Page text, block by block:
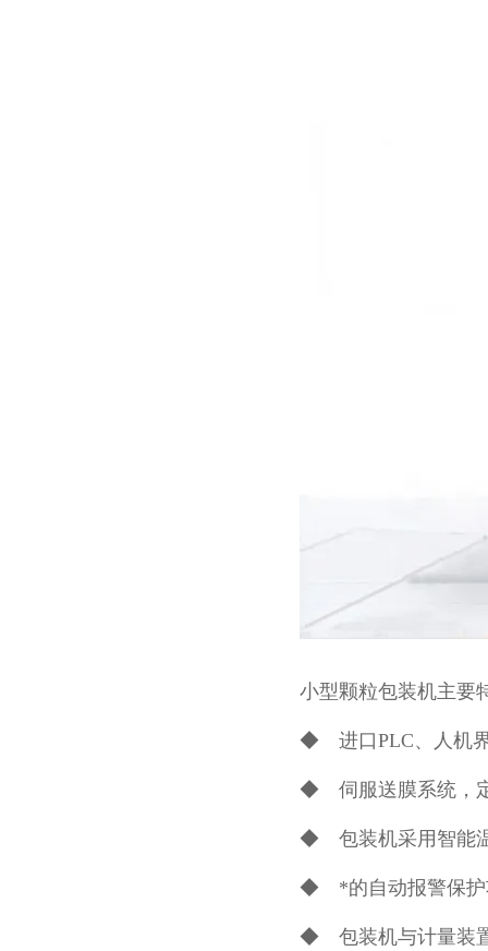
小型颗粒包装机主要
◆ 进口PLC、人机界
◆ 伺服送膜系统，定
◆ 包装机采用智能温
◆ *的自动报警保护
◆ 包装机与计量装置